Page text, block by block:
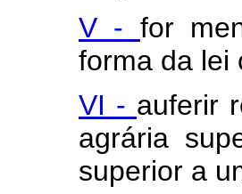
V - for
forma da lei
VI - auferir
agrária
superior a